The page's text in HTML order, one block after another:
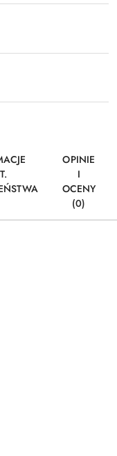
OPINIE
I
OCENY
(0)